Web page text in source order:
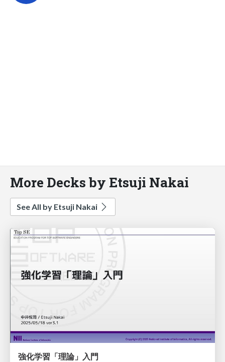
More Decks by Etsuji Nakai
See All by Etsuji Nakai
強化学習「理論」入門